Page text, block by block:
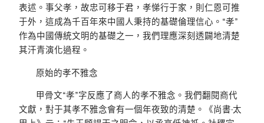
表述。事父孝，故忠可移于君，孝悌行于家，則仁恩可推
于外，這成為千百年來中國人秉持的基礎倫理信心。“孝”
作為中國傳統文明的基礎之一，我們理應深刻透闢地清楚
其汗青演化過程。
原始的孝不雅念
甲骨文“孝”字反應了商人的孝不雅念。我們翻閱商代
文獻，對于其孝不雅念會有一個年夜致的清楚。《尚書·太